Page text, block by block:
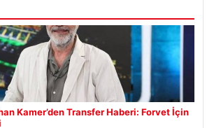
Kamer’den Transfer Haberi: Forvet İçin